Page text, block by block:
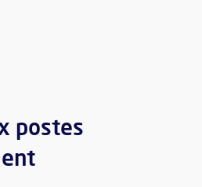
d'épargne
(différence entre recettes et
postes